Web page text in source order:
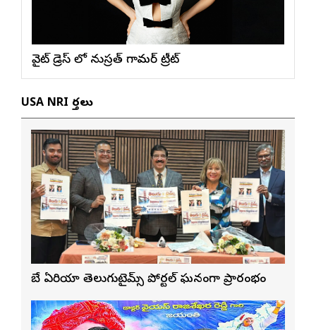
వైట్ డ్రెస్ లో నుస్ర‌త్ గ్లామ‌ర్ ట్రీట్
USA NRI వార్తలు
బే ఏరియా తెలుగుటైమ్స్ పోర్టల్ ఘనంగా ప్రారంభం